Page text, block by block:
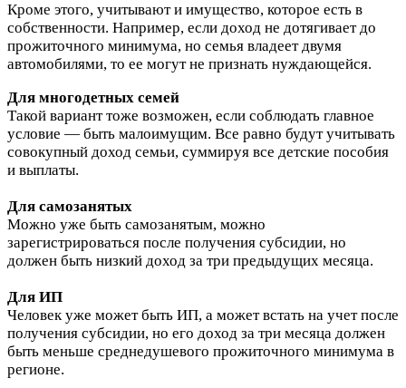
Кроме этого, учитывают и имущество, которое есть в
собственности. Например, если доход не дотягивает до
прожиточного минимума, но семья владеет двумя
автомобилями, то ее могут не признать нуждающейся.
Для многодетных семей
Такой вариант тоже возможен, если соблюдать главное
условие — быть малоимущим. Все равно будут учитывать
совокупный доход семьи, суммируя все детские пособия
и выплаты.
Для самозанятых
Можно уже быть самозанятым, можно
зарегистрироваться после получения субсидии, но
должен быть низкий доход за три предыдущих месяца.
Для ИП
Человек уже может быть ИП, а может встать на учет после
получения субсидии, но его доход за три месяца должен
быть меньше среднедушевого прожиточного минимума в
регионе.